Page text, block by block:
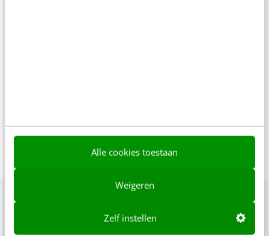
Alle cookies toestaan
Weigeren
Zelf instellen